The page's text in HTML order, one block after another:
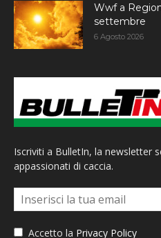
Wwf a
settembre
6 Agosto 2026
Iscriviti a BulletIn, la newsletter
appassionati di caccia.
Accetto la Privacy Policy